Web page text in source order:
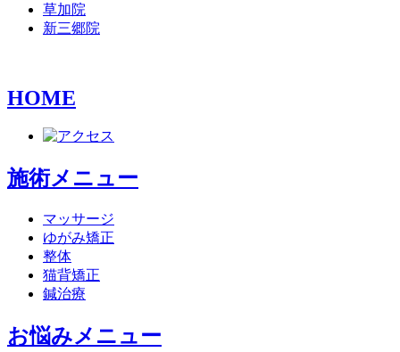
草加院
新三郷院
HOME
施術メニュー
マッサージ
ゆがみ矯正
整体
猫背矯正
鍼治療
お悩みメニュー